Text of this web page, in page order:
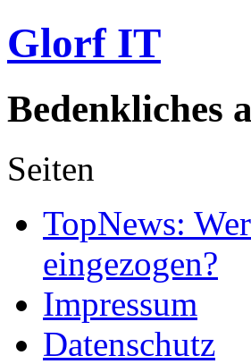
Glorf IT
Bedenkliches
Seiten
TopNews:
eingezogen?
Impressum
Datenschutz